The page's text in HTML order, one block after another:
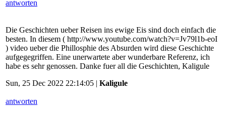
antworten
Die Geschichten ueber Reisen ins ewige Eis sind doch einfach die
besten. In diesem ( http://www.youtube.com/watch?v=Jv79l1b-eoI
) video ueber die Phillosphie des Absurden wird diese Geschichte
aufgegegriffen. Eine unerwartete aber wunderbare Referenz, ich
habe es sehr genossen. Danke fuer all die Geschichten, Kaligule
Sun, 25 Dec 2022 22:14:05 | Kaligule
antworten